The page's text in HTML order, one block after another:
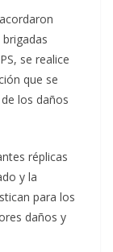
se realice
que se
los daños
réplicas
y la
para los
daños y